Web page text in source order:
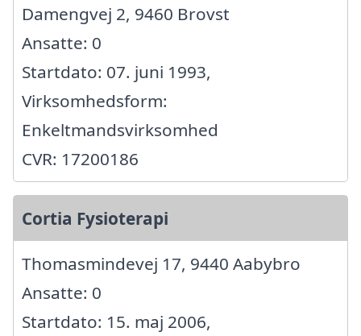
Damengvej 2, 9460 Brovst
Ansatte: 0
Startdato: 07. juni 1993,
Virksomhedsform:
Enkeltmandsvirksomhed
CVR: 17200186
Cortia Fysioterapi
Thomasmindevej 17, 9440 Aabybro
Ansatte: 0
Startdato: 15. maj 2006,